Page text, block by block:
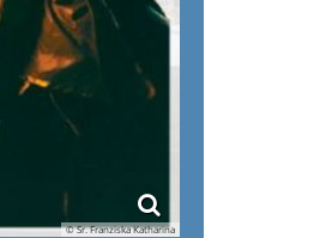
© Sr. Franziska Katharina